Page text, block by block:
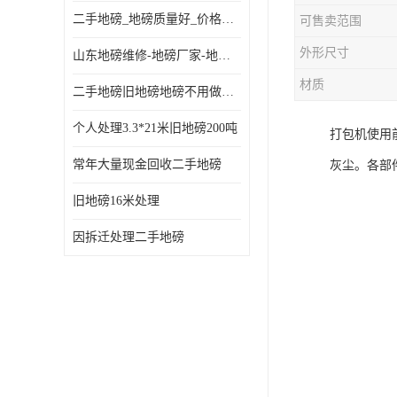
二手地磅_地磅质量好_价格便宜这里找【地磅行家】
山东地磅维修-地磅厂家-地磅价格-二手地磅
二手地磅旧地磅地磅不用做地基
个人处理3.3*21米旧地磅200吨
常年大量现金回收二手地磅
旧地磅16米处理
因拆迁处理二手地磅
可售卖范围
外形尺寸
材质
打包机使用
灰尘。各部